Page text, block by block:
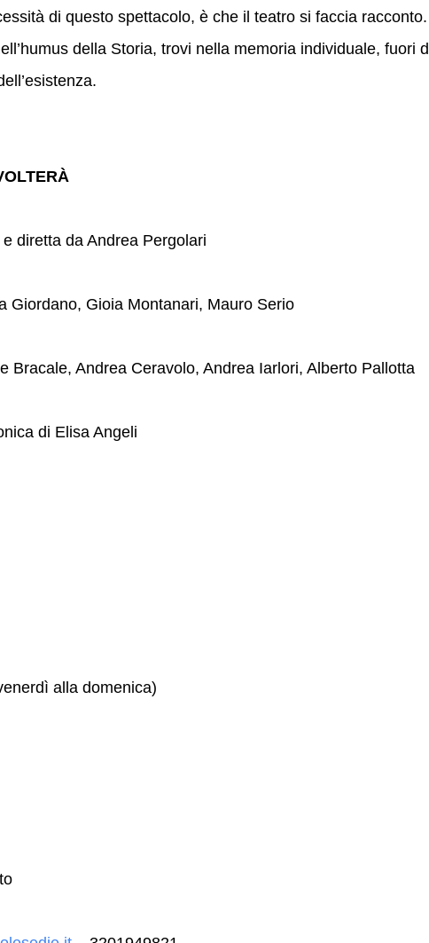
di questo spettacolo, è che il teatro si faccia racconto.
della Storia, trovi nella memoria individuale, fuori
diretta da Andrea Pergolari
Giordano, Gioia Montanari, Mauro Serio
Bracale, Andrea Ceravolo, Andrea Iarlori, Alberto Pallotta
di Elisa Angeli
alla domenica)